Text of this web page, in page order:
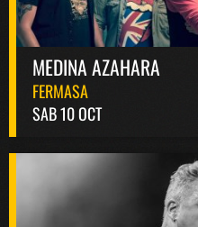
MEDINA AZAHARA
FERMASA
SAB 10 OCT